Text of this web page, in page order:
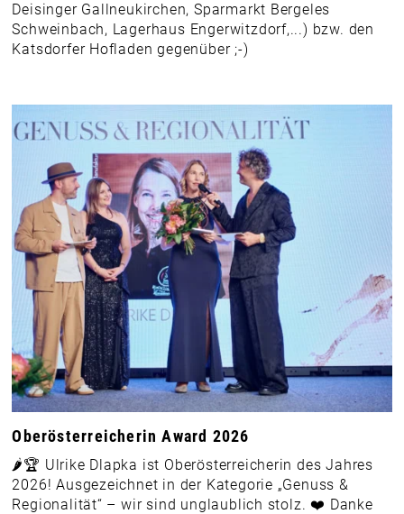
Deisinger Gallneukirchen, Sparmarkt Bergeles
Schweinbach, Lagerhaus Engerwitzdorf,...) bzw. den
Katsdorfer Hofladen gegenüber ;-)
Oberösterreicherin Award 2026
🌶️🏆 Ulrike Dlapka ist Oberösterreicherin des Jahres
2026! Ausgezeichnet in der Kategorie „Genuss &
Regionalität“ – wir sind unglaublich stolz. ❤️ Danke